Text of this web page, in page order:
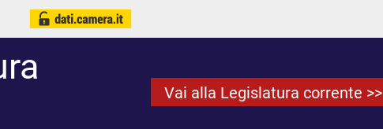
Vai alla Legislatura corrente >>